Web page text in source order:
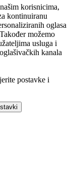
korisnicima,
kontinuiranu
oglasa
možemo
usluga i
kanala
postavke i